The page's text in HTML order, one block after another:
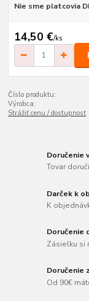
Nie sme platcovia
14,50 €/ks
Číslo produktu:
Výrobca:
Strážiť cenu / dostupnosť
Doručenie
Tovar
Darček k
K
Doručenie
Zásielku si
Doručenie
Od 90€